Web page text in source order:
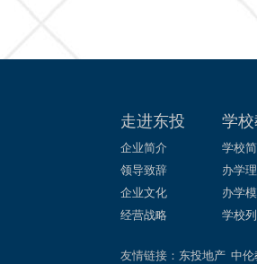
走进东投
企业简介
领导致辞
企业文化
经营战略
学
学校
办学
办学
学校
友情链接： 东投地产 中